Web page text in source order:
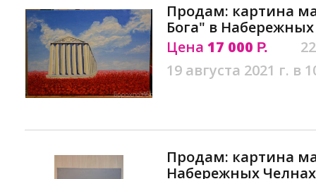
Продам: картина
Бога" в
Цена 17 000 Р.
19 августа 2021 г. в
Продам: картина
Набережных Челнах